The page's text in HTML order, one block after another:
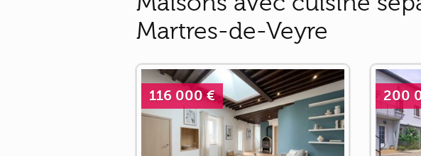
Martres-de-Veyre
116 000 € 200